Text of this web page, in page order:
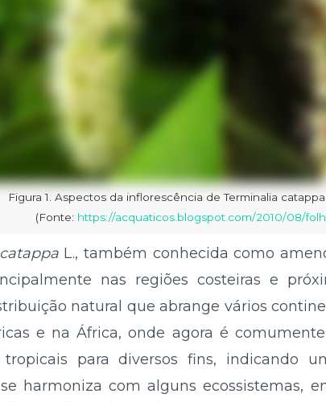
Figura 1. Aspectos da inflorescência de Terminalia catappa
(Fonte: https://acquaticos.blogspot.com/2010/08/
L., também conhecida como
nas regiões costeiras e
natural que abrange vários
e na África, onde agora é
para diversos fins, indicando
harmoniza com alguns ecossistemas,